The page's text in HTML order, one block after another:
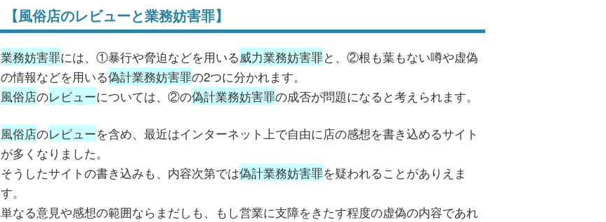
【風俗店のレビューと業務妨害罪】
業務妨害罪には、①暴行や脅迫などを用いる威力業務妨害罪と、②根も葉もない噂や虚偽
の情報などを用いる偽計業務妨害罪の2つに分かれます。
風俗店のレビューについては、②の偽計業務妨害罪の成否が問題になると考えられます。
風俗店のレビューを含め、最近はインターネット上で自由に店の感想を書き込めるサイト
が多くなりました。
そうしたサイトの書き込みも、内容次第では偽計業務妨害罪を疑われることがありえま
す。
単なる意見や感想の範囲ならまだしも、もし営業に支障をきたす程度の虚偽の内容であれ